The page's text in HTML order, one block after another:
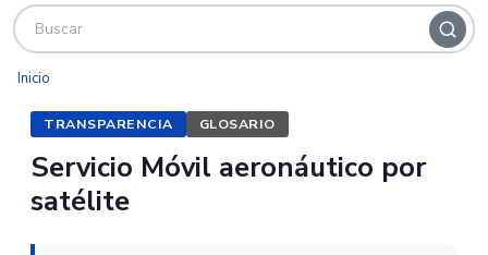
Inicio
TRANSPARENCIA GLOSARIO
Servicio Móvil aeronáutico por
satélite